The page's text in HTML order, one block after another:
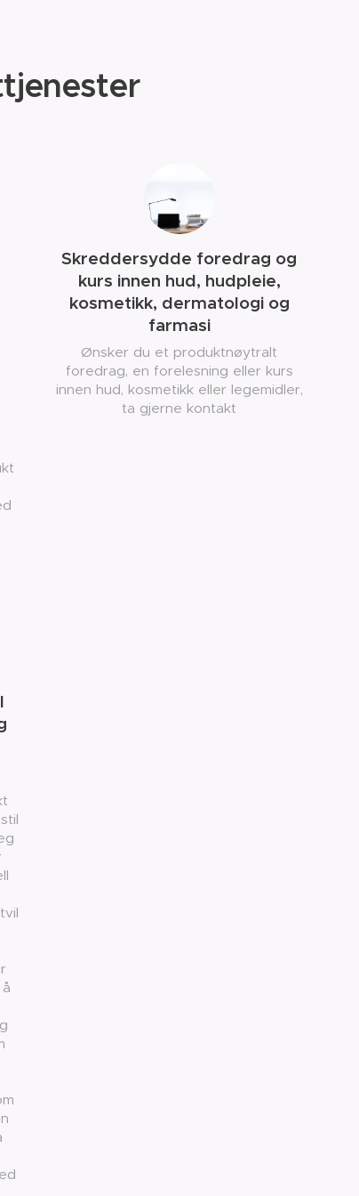
Skreddersydde foredrag og
kurs innen hud, hudpleie,
kosmetikk, dermatologi og
farmasi
Ønsker du et produktnøytralt
foredrag, en forelesning eller kurs
innen hud, kosmetikk eller legemidler,
ta gjerne kontakt